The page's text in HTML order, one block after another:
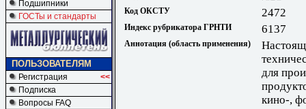
Подшипники
ГОСТы и стандарты
ПОЛЬЗОВАТЕЛЯМ
Регистрация
<<
Подписка
Вопросы FAQ
Код ОКСТУ 2472
Индекс рубрикатора ГРНТИ 6137
Аннотация (область применения)
для
кино-,